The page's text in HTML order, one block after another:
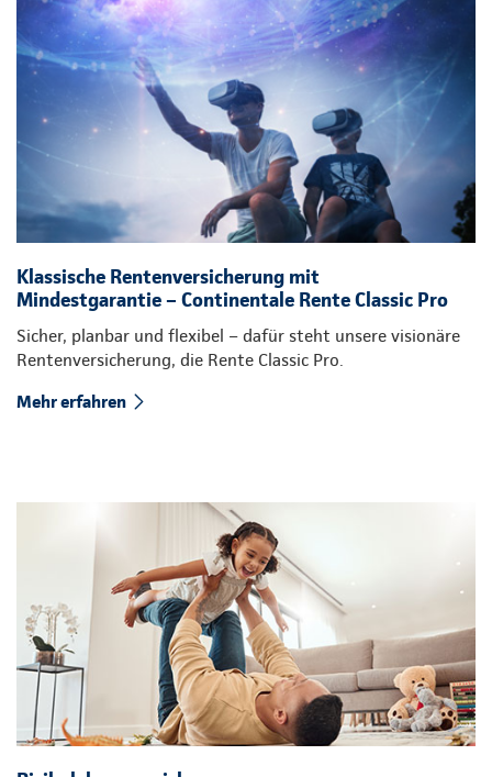
Klassische Rentenversicherung mit
Mindestgarantie – Continentale Rente Classic Pro
Sicher, planbar und flexibel – dafür steht unsere visionäre
Rentenversicherung, die Rente Classic Pro.
Mehr erfahren